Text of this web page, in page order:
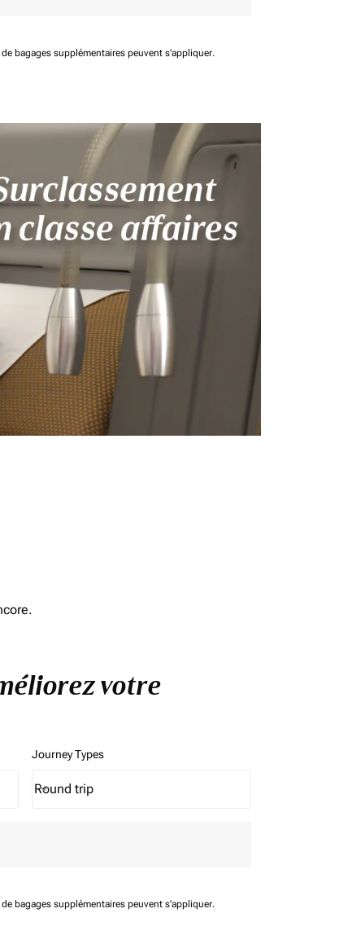
bagages supplémentaires peuvent s'appliquer.
votre
Journey Types
Journey Types option Round trip Selected
Round trip
keyboard_arrow_down
bagages supplémentaires peuvent s'appliquer.